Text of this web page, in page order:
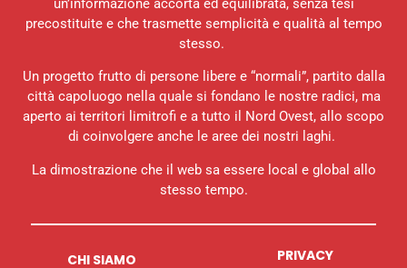
un’informazione accorta ed equilibrata, senza tesi
precostituite e che trasmette semplicità e qualità al tempo
stesso.
Un progetto frutto di persone libere e “normali”, partito dalla
città capoluogo nella quale si fondano le nostre radici, ma
aperto ai territori limitrofi e a tutto il Nord Ovest, allo scopo
di coinvolgere anche le aree dei nostri laghi.
La dimostrazione che il web sa essere local e global allo
stesso tempo.
CHI SIAMO PRIVACY